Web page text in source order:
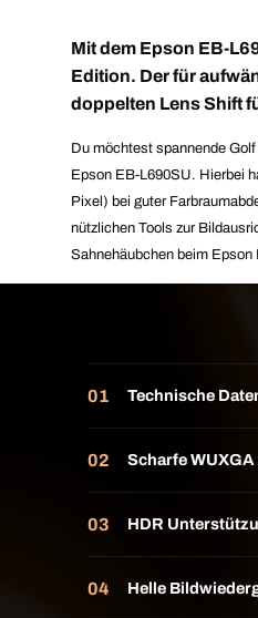
Mit dem Epson EB-
Edition. Der für
doppelten Lens Shift
Du möchtest spannende
Epson EB-L690SU. Hierbei
Pixel) bei guter
nützlichen Tools zur
Sahnehäubchen beim
Technische
Scharfe
HDR
Helle